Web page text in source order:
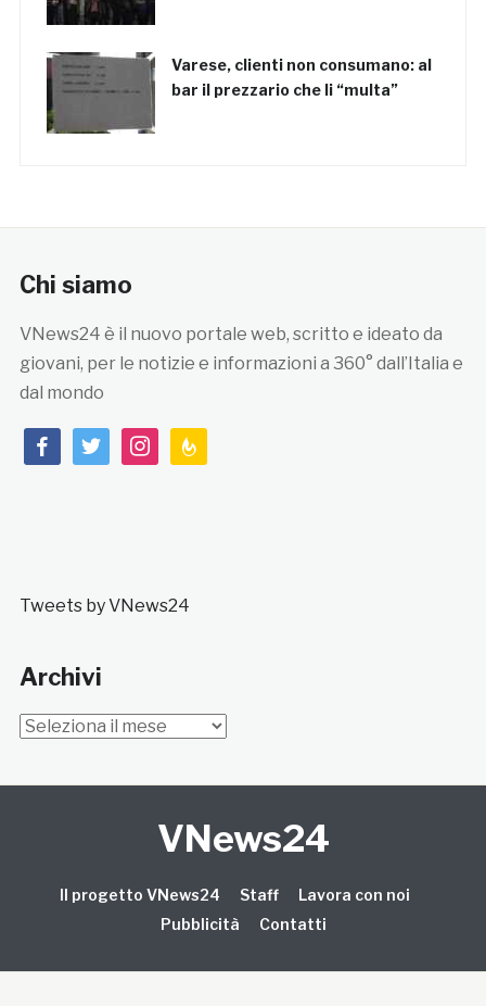
Varese, clienti non consumano: al
bar il prezzario che li “multa”
Chi siamo
VNews24 è il nuovo portale web, scritto e ideato da
giovani, per le notizie e informazioni a 360° dall’Italia e
dal mondo
facebooktwitterinstagramfeedburner
Tweets by VNews24
Archivi
Archivi
VNews24
Il progetto VNews24 Staff
Lavora con noi
Pubblicità
Contatti